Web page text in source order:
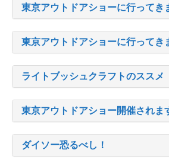
東京アウトドアショーに行ってき
東京アウトドアショーに行ってき
ライトブッシュクラフトのススメ
東京アウトドアショー開催されま
ダイソー恐るべし！